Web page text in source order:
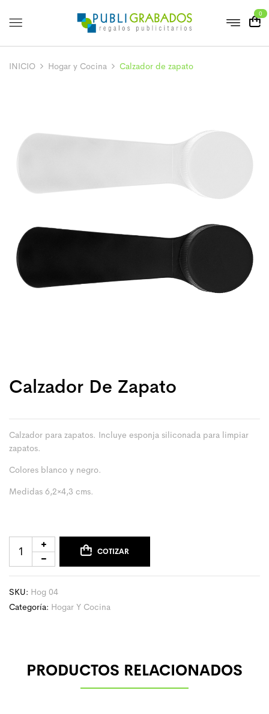
0
INICIO Hogar y Cocina Calzador de zapato
Calzador De Zapato
Calzador para zapatos. Incluye esponja siliconada para limpiar
zapatos.
Colores blanco y negro.
Medidas 6,2×4,3 cms.
COTIZAR
SKU: Hog 04
Categoría: Hogar Y Cocina
PRODUCTOS RELACIONADOS